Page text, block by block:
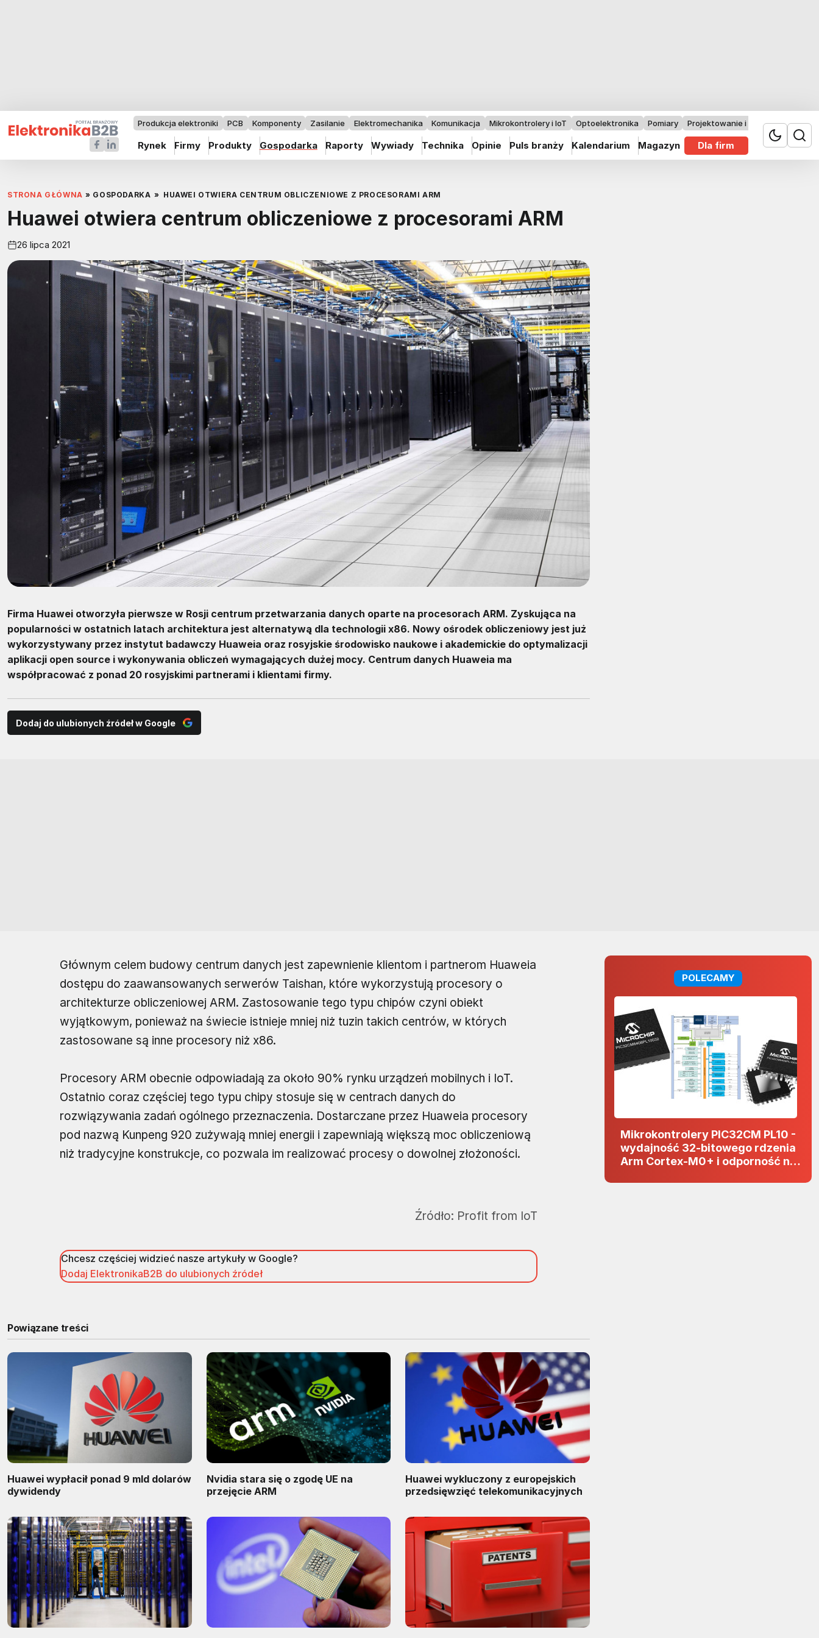
Produkcja elektroniki PCB Komponenty Zasilanie Elektromechanika Komunikacja Mikrokontrolery i IoT Optoelektronika Pomiary Projektowanie i badania
Rynek Firmy Produkty Gospodarka Raporty Wywiady Technika Opinie Puls branży Kalendarium Magazyn Dla firm
STRONA GŁÓWNA » GOSPODARKA » HUAWEI OTWIERA CENTRUM OBLICZENIOWE Z PROCESORAMI ARM
Huawei otwiera centrum obliczeniowe z procesorami ARM
26 lipca 2021
Firma Huawei otworzyła pierwsze w Rosji centrum przetwarzania danych oparte na procesorach ARM. Zyskująca na
popularności w ostatnich latach architektura jest alternatywą dla technologii x86. Nowy ośrodek obliczeniowy jest już
wykorzystywany przez instytut badawczy Huaweia oraz rosyjskie środowisko naukowe i akademickie do optymalizacji
aplikacji open source i wykonywania obliczeń wymagających dużej mocy. Centrum danych Huaweia ma
współpracować z ponad 20 rosyjskimi partnerami i klientami firmy.
Dodaj do ulubionych źródeł w Google
Głównym celem budowy centrum danych jest zapewnienie klientom i partnerom Huaweia
dostępu do zaawansowanych serwerów Taishan, które wykorzystują procesory o
architekturze obliczeniowej ARM. Zastosowanie tego typu chipów czyni obiekt
wyjątkowym, ponieważ na świecie istnieje mniej niż tuzin takich centrów, w których
zastosowane są inne procesory niż x86.
Procesory ARM obecnie odpowiadają za około 90% rynku urządzeń mobilnych i IoT.
Ostatnio coraz częściej tego typu chipy stosuje się w centrach danych do
rozwiązywania zadań ogólnego przeznaczenia. Dostarczane przez Huaweia procesory
pod nazwą Kunpeng 920 zużywają mniej energii i zapewniają większą moc obliczeniową
niż tradycyjne konstrukcje, co pozwala im realizować procesy o dowolnej złożoności.
Źródło: Profit from IoT
Chcesz częściej widzieć nasze artykuły w Google?
Dodaj ElektronikaB2B do ulubionych źródeł
Powiązane treści
Huawei wypłacił ponad 9 mld dolarów
dywidendy
Nvidia stara się o zgodę UE na
przejęcie ARM
Huawei wykluczony z europejskich
przedsięwzięć telekomunikacyjnych
POLECAMY
Mikrokontrolery PIC32CM PL10 -
wydajność 32-bitowego rdzenia
Arm Cortex-M0+ i odporność na